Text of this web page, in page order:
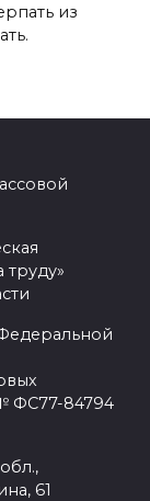
из
труду»
ФС77-84794
61